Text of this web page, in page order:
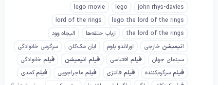
john rhys-davies
lego
lego movie
lego the lord of the rings
lord of the rings
the lord of the rings
ارباب حلقه‌ها
الیجاه وود
انیمیشن خارجی اورلاندو بلوم ایان مک‌کلن
سرگرمی خانوادگی
سینمای جهان
فیلم اقتباسی فیلم انیمیشن فیلم خانوادگی
فیلم سرگرم‌کننده فیلم فانتزی فیلم ماجراجویی فیلمکمدی